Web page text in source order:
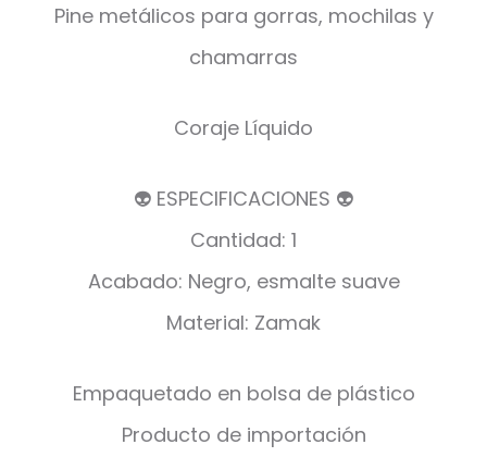
Pine metálicos para gorras, mochilas y
chamarras
Coraje Líquido
👽 ESPECIFICACIONES 👽
Cantidad: 1
Acabado: Negro, esmalte suave
Material: Zamak
Empaquetado en bolsa de plástico
Producto de importación